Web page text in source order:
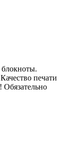
блокноты.
печати
Обязательно